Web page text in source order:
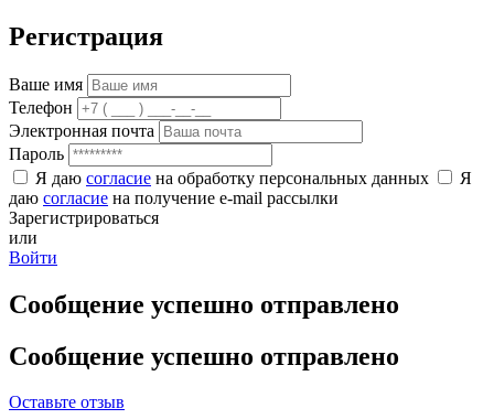
Регистрация
Ваше имя
Телефон
Электронная почта
Пароль
Я даю согласие на обработку персональных данных
Я
даю согласие на получение e-mail рассылки
Зарегистрироваться
или
Войти
Сообщение успешно отправлено
Сообщение успешно отправлено
Оставьте отзыв